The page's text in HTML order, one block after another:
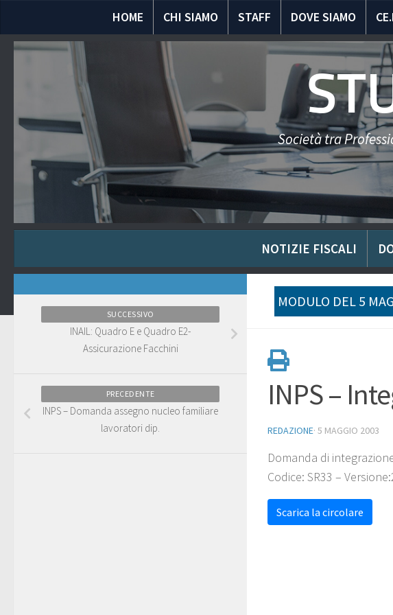
HOME CHI SIAMO STAFF DOVE SIAMO
Società tra
NOTIZIE FISCALI
MODULO DEL 5
INPS –
REDAZIONE· 5 MAGGIO 2003
Domanda di
Codice: SR33 –
Scarica la circolare
SUCCESSIVO
INAIL: Quadro E e Quadro E2-
Assicurazione Facchini
PRECEDENTE
INPS – Domanda assegno nucleo familiare
lavoratori dip.